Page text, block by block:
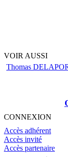
VOIR AUSSI
Thomas
CONNEXION
Accès adhérent
Accès invité
Accès partenaire